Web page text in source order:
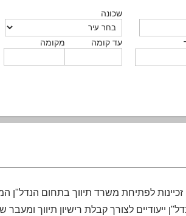
שכונה
מקומה עד קומה
שכונה
מקומה עד קומה
שכונה
מקומה עד קומה
שכונה
מקומה עד קומה
מקומה
שכונה
טקסט חופשי
שכונה
מקומה עד קומה
זכיינות לפתיחת משרד תיווך בתחום הנדל"ן
ייעודיים לצורך קבלת רישיון תיווך